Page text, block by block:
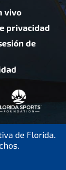
vivo
privacidad
de
de Florida.